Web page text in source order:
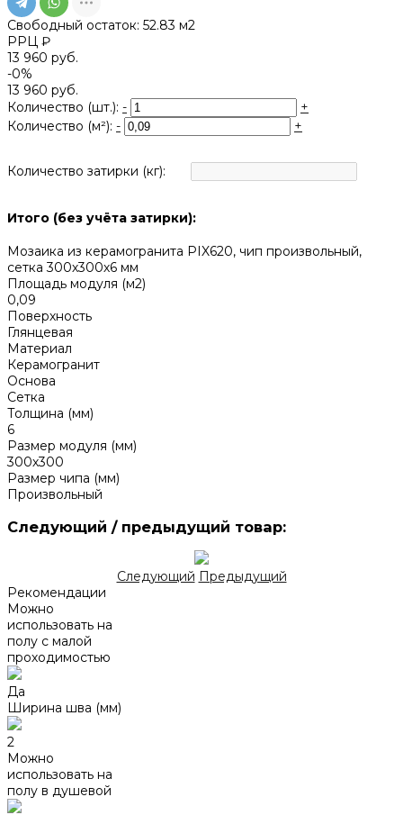
Свободный остаток: 52.83 м2
РРЦ ₽
13 960 руб.
-0%
13 960 руб.
Количество (шт.): -
+
Количество (м²): - +
Количество затирки (кг):
Итого (без учёта затирки):
Мозаика из керамогранита PIX620, чип произвольный,
сетка 300х300х6 мм
Площадь модуля (м2)
0,09
Поверхность
Глянцевая
Материал
Керамогранит
Основа
Сетка
Толщина (мм)
6
Размер модуля (мм)
300х300
Размер чипа (мм)
Произвольный
Следующий / предыдущий товар:
Следующий Предыдущий
Рекомендации
Можно
использовать на
полу с малой
проходимостью
Да
Ширина шва (мм)
2
Можно
использовать на
полу в душевой